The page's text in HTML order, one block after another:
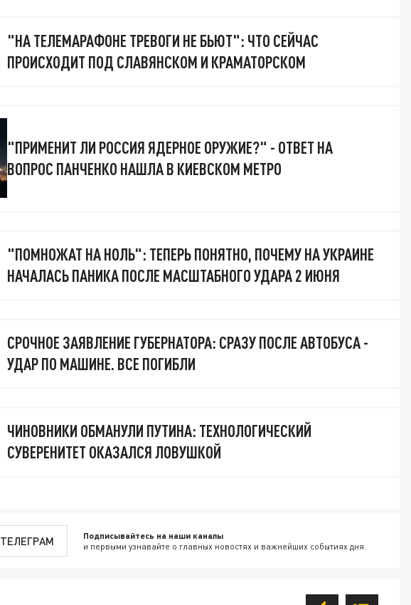
"НА ТЕЛЕМАРАФОНЕ ТРЕВОГИ НЕ БЬЮТ": ЧТО СЕЙЧАС
ПРОИСХОДИТ ПОД СЛАВЯНСКОМ И КРАМАТОРСКОМ
"ПРИМЕНИТ ЛИ РОССИЯ ЯДЕРНОЕ ОРУЖИЕ?" - ОТВЕТ НА
ВОПРОС ПАНЧЕНКО НАШЛА В КИЕВСКОМ МЕТРО
"ПОМНОЖАТ НА НОЛЬ": ТЕПЕРЬ ПОНЯТНО, ПОЧЕМУ НА УКРАИНЕ
НАЧАЛАСЬ ПАНИКА ПОСЛЕ МАСШТАБНОГО УДАРА 2 ИЮНЯ
СРОЧНОЕ ЗАЯВЛЕНИЕ ГУБЕРНАТОРА: СРАЗУ ПОСЛЕ АВТОБУСА -
УДАР ПО МАШИНЕ. ВСЕ ПОГИБЛИ
ЧИНОВНИКИ ОБМАНУЛИ ПУТИНА: ТЕХНОЛОГИЧЕСКИЙ
СУВЕРЕНИТЕТ ОКАЗАЛСЯ ЛОВУШКОЙ
ТЕЛЕГРАМ Подписывайтесь на наши каналы
и первыми узнавайте о главных новостях и важнейших событиях дня.